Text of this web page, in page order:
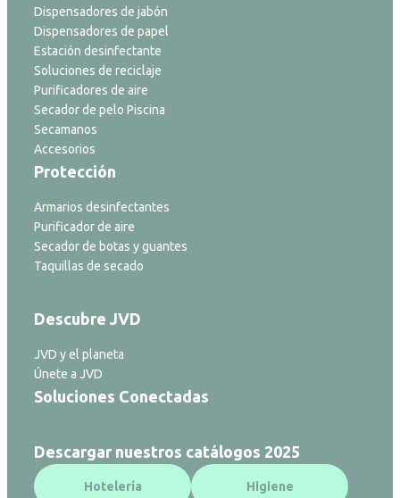
Dispensadores de jabón
Dispensadores de papel
Estación desinfectante
Soluciones de reciclaje
Purificadores de aire
Secador de pelo Piscina
Secamanos
Accesorios
Protección
Armarios desinfectantes
Purificador de aire
Secador de botas y guantes
Taquillas de secado
Descubre JVD
JVD y el planeta
Únete a JVD
Soluciones Conectadas
Descargar nuestros catálogos 2025
Hotelería Higiene